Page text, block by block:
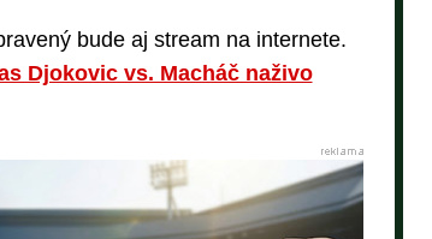
bude aj stream na internete.
Djokovic vs. Macháč naživo